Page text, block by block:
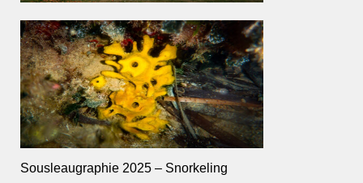
Sousleaugraphie 2025 – Snorkeling